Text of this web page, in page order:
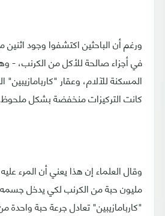
ورغم أن الباحثين اكتشفوا وجود اثنين
في أجزاء صالحة للأكل من الكرنب، -
المسكنة للآلام، وعقار "كاربامازيبين"
كانت التركيزات منخفضة بشكل
وقال العلماء إن هذا يعني أن المرء
مليون حبة من الكرنب لكي يدخل جسمه
"كاربامازيبين" تعادل جرعة حبة واحدة